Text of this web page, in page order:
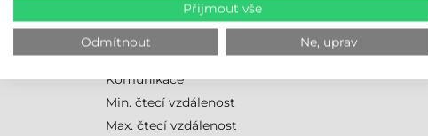
Model
Technologie čtení
Komunikace
Min. čtecí vzdálenost
Max. čtecí vzdálenost
Přijmout vše
Odmítnout Ne, uprav